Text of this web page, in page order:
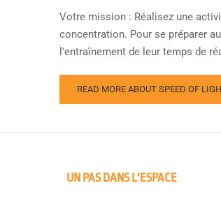
Votre mission : Réalisez une
concentration. Pour se préparer
l'entraînement de leur temps de
READ MORE ABOUT SPEED OF
UN PAS DANS L’ESPACE